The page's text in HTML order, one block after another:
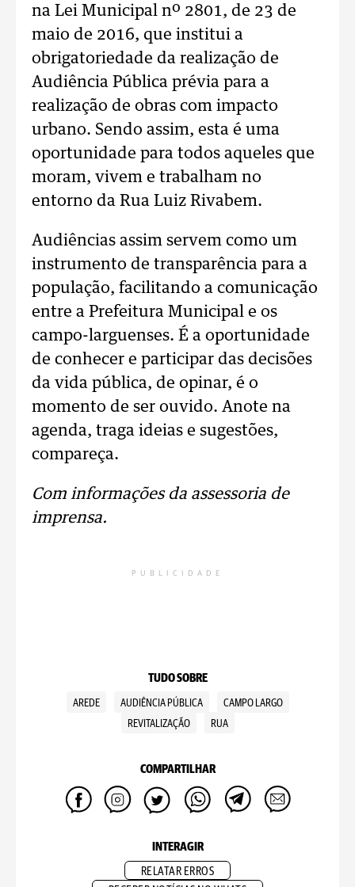
na Lei Municipal nº 2801, de 23 de
maio de 2016, que institui a
obrigatoriedade da realização de
Audiência Pública prévia para a
realização de obras com impacto
urbano. Sendo assim, esta é uma
oportunidade para todos aqueles que
moram, vivem e trabalham no
entorno da Rua Luiz Rivabem.
Audiências assim servem como um
instrumento de transparência para a
população, facilitando a comunicação
entre a Prefeitura Municipal e os
campo-larguenses. É a oportunidade
de conhecer e participar das decisões
da vida pública, de opinar, é o
momento de ser ouvido. Anote na
agenda, traga ideias e sugestões,
compareça.
Com informações da assessoria de
imprensa.
PUBLICIDADE
TUDO SOBRE
AREDE AUDIÊNCIA PÚBLICA
CAMPO LARGO
REVITALIZAÇÃO
RUA
COMPARTILHAR
INTERAGIR
RELATAR ERROS